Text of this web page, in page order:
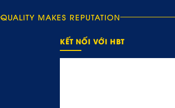
QUALITY MAKES REPUTATION
KẾT NỐI VỚI HBT